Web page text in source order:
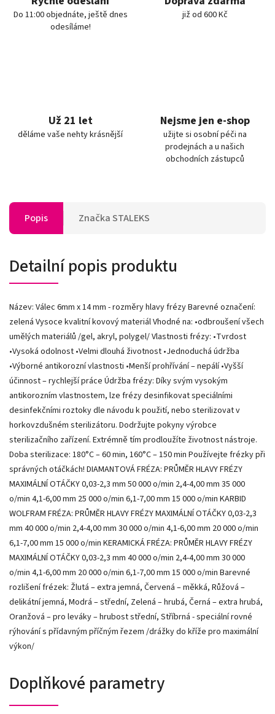
Do 11:00 objednáte, ještě dnes
odesíláme!
již od 600 Kč
Už 21 let
děláme vaše nehty krásnější
Nejsme jen e-shop
užijte si osobní péči na
prodejnách a u našich
obchodních zástupců
Popis ZnačkaSTALEKS
Detailní popis produktu
Název: Válec 6mm x 14 mm - rozměry hlavy frézy Barevné označení:
zelená Vysoce kvalitní kovový materiál Vhodné na: •odbroušení všech
umělých materiálů /gel, akryl, polygel/ Vlastnosti frézy: •Tvrdost
•Vysoká odolnost •Velmi dlouhá životnost •Jednoduchá údržba
•Výborné antikorozní vlastnosti •Menší prohřívání – nepálí •Vyšší
účinnost – rychlejší práce Údržba frézy: Díky svým vysokým
antikorozním vlastnostem, lze frézy desinfikovat speciálními
desinfekčními roztoky dle návodu k použití, nebo sterilizovat v
horkovzdušném sterilizátoru. Dodržujte pokyny výrobce
sterilizačního zařízení. Extrémně tím prodloužíte životnost nástroje.
Doba sterilizace: 180°C – 60 min, 160°C – 150 min Používejte frézky při
správných otáčkách! DIAMANTOVÁ FRÉZA: PRŮMĚR HLAVY FRÉZY
MAXIMÁLNÍ OTÁČKY 0,03-2,3 mm 50 000 o/min 2,4-4,00 mm 35 000
o/min 4,1-6,00 mm 25 000 o/min 6,1-7,00 mm 15 000 o/min KARBID
WOLFRAM FRÉZA: PRŮMĚR HLAVY FRÉZY MAXIMÁLNÍ OTÁČKY 0,03-2,3
mm 40 000 o/min 2,4-4,00 mm 30 000 o/min 4,1-6,00 mm 20 000 o/min
6,1-7,00 mm 15 000 o/min KERAMICKÁ FRÉZA: PRŮMĚR HLAVY FRÉZY
MAXIMÁLNÍ OTÁČKY 0,03-2,3 mm 40 000 o/min 2,4-4,00 mm 30 000
o/min 4,1-6,00 mm 20 000 o/min 6,1-7,00 mm 15 000 o/min Barevné
rozlišení frézek: Žlutá – extra jemná, Červená – měkká, Růžová –
delikátní jemná, Modrá – střední, Zelená – hrubá, Černá – extra hrubá,
Oranžová – pro leváky – hrubost střední, Stříbrná - speciální rovné
rýhování s přídavným příčným řezem /drážky do kříže pro maximální
výkon/
Doplňkové parametry